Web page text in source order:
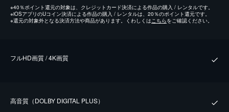
※40％ポイント還元の対象は、クレジットカード決済による作品の購入 / レンタルです。
※iOSアプリのUコイン決済による作品の購入 / レンタルは、20％のポイント還元です。
※還元の対象外となる決済方法や商品があります。くわしくはこちらをご確認ください。
フルHD画質 / 4K画質
⾼⾳質（DOLBY DIGITAL PLUS）